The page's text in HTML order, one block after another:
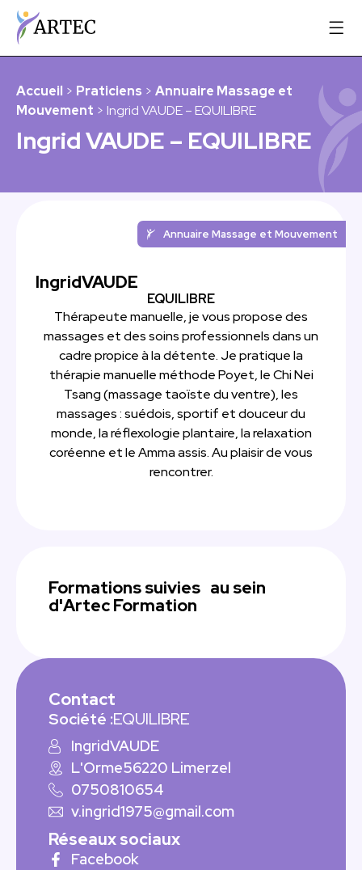
Accueil > Praticiens > Annuaire Massage et
Mouvement > Ingrid VAUDE – EQUILIBRE
Ingrid VAUDE – EQUILIBRE
Annuaire Massage et Mouvement
IngridVAUDE
EQUILIBRE
Thérapeute manuelle, je vous propose des
massages et des soins professionnels dans un
cadre propice à la détente. Je pratique la
thérapie manuelle méthode Poyet, le Chi Nei
Tsang (massage taoïste du ventre), les
massages : suédois, sportif et douceur du
monde, la réflexologie plantaire, la relaxation
coréenne et le Amma assis. Au plaisir de vous
rencontrer.
Formations suivies au sein
d'Artec Formation
Contact
Société :EQUILIBRE
IngridVAUDE
L'Orme56220 Limerzel
0750810654
v.ingrid1975@gmail.com
Réseaux sociaux
Facebook